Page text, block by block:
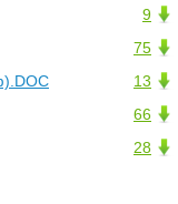
9
75
13
66
28